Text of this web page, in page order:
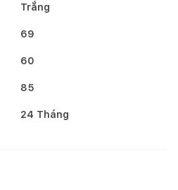
Trắng
69
60
85
24 Tháng